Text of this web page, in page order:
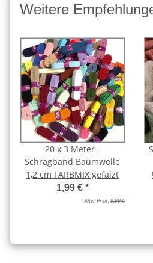
Weitere
20 x 3 Meter -
Schrägband Baumwolle
1,2 cm FARBMIX gefalzt
1,99 € *
Alter Preis:9,99 €